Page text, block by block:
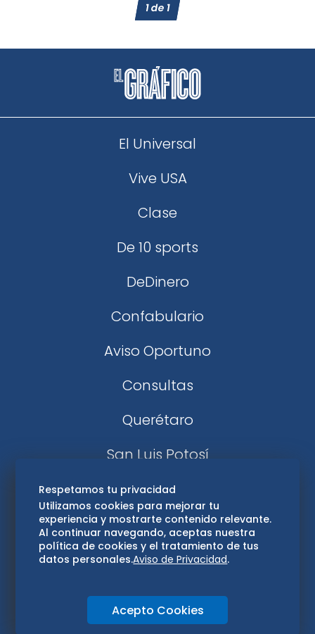
1de1
El Universal
Vive USA
Clase
De 10 sports
DeDinero
Confabulario
Aviso Oportuno
Consultas
Querétaro
San Luis Potosí
Edomex
Consultas
Hidalgo
Oaxaca
Aviso de privacidad
Directorio
Respetamos tu privacidad
Utilizamos cookies para mejorar tu
experiencia y mostrarte contenido relevante.
Al continuar navegando, aceptas nuestra
política de cookies y el tratamiento de tus
datos personales.Aviso de Privacidad.
Acepto Cookies